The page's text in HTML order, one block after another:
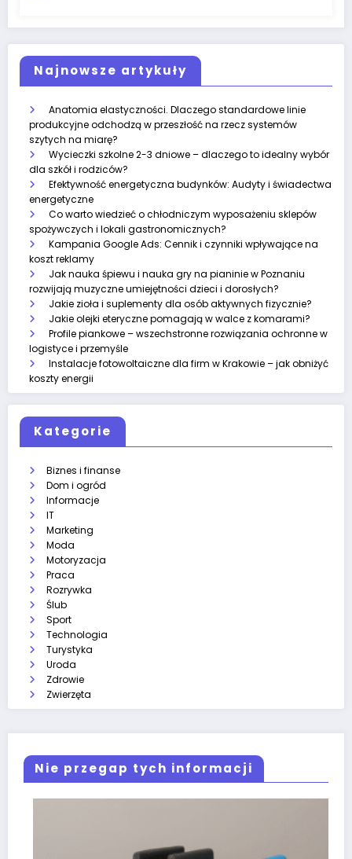
Najnowsze artykuły
Anatomia elastyczności. Dlaczego standardowe linie
produkcyjne odchodzą w przeszłość na rzecz systemów
szytych na miarę?
Wycieczki szkolne 2-3 dniowe – dlaczego to idealny wybór
dla szkół i rodziców?
Efektywność energetyczna budynków: Audyty i świadectwa
energetyczne
Co warto wiedzieć o chłodniczym wyposażeniu sklepów
spożywczych i lokali gastronomicznych?
Kampania Google Ads: Cennik i czynniki wpływające na
koszt reklamy
Jak nauka śpiewu i nauka gry na pianinie w Poznaniu
rozwijają muzyczne umiejętności dzieci i dorosłych?
Jakie zioła i suplementy dla osób aktywnych fizycznie?
Jakie olejki eteryczne pomagają w walce z komarami?
Profile piankowe – wszechstronne rozwiązania ochronne w
logistyce i przemyśle
Instalacje fotowoltaiczne dla firm w Krakowie – jak obniżyć
koszty energii
Kategorie
Biznes i finanse
Dom i ogród
Informacje
IT
Marketing
Moda
Motoryzacja
Praca
Rozrywka
Ślub
Sport
Technologia
Turystyka
Uroda
Zdrowie
Zwierzęta
Nie przegap tych informacji